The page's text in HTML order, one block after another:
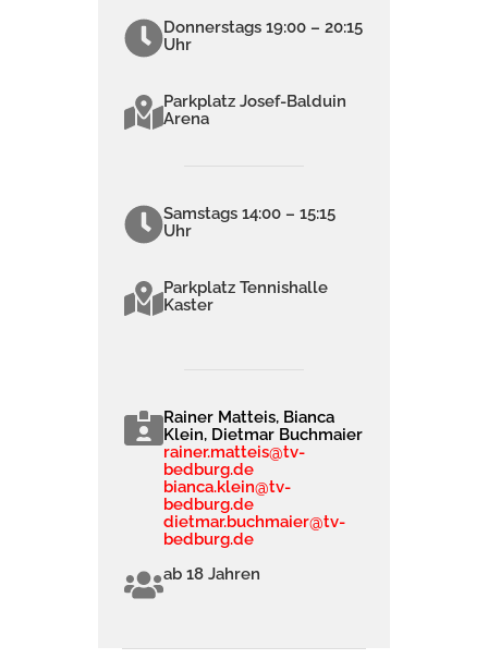
Donnerstags 19:00 – 20:15
Uhr
Parkplatz Josef-Balduin
Arena
Samstags 14:00 – 15:15
Uhr
Parkplatz Tennishalle
Kaster
Rainer Matteis, Bianca
Klein, Dietmar Buchmaier
rainer.matteis@tv-
bedburg.de
bianca.klein@tv-
bedburg.de
dietmar.buchmaier@tv-
bedburg.de
ab 18 Jahren